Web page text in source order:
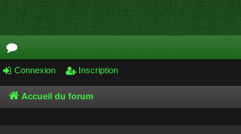
or
u
Connexion Inscription
Accueil du forum